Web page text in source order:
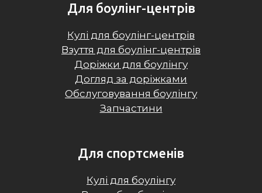
Для боулінг-центрів
Кулі для боулінг-центрів
Взуття для боулінг-центрів
Доріжки для боулінгу
Догляд за доріжками
Обслуговування боулінгу
Запчастини
Для спортсменів
Кулі для боулінгу